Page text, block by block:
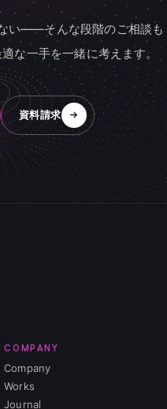
い——そんな段階のご相談も
な一手を一緒に考えます。
資料請求
COMPANY
Company
Works
Journal